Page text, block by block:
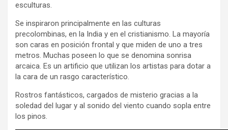
esculturas.
Se inspiraron principalmente en las culturas
precolombinas, en la India y en el cristianismo. La mayoría
son caras en posición frontal y que miden de uno a tres
metros. Muchas poseen lo que se denomina sonrisa
arcaica. Es un artificio que utilizan los artistas para dotar a
la cara de un rasgo característico.
Rostros fantásticos, cargados de misterio gracias a la
soledad del lugar y al sonido del viento cuando sopla entre
los pinos.